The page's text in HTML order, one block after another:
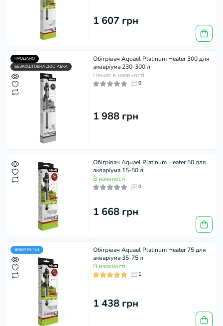
1 607 грн
ПРОДАНО
БЕЗКОШТОВНА ДОСТАВКА
Обігрівач Aquael Platinum Heater 300 для
акваріума 230-300 л
Немає в наявності
0
1 988 грн
Обігрівач Aquael Platinum Heater 50 для
акваріума 15-50 л
В наявності
0
1 668 грн
ВИБІР PET24
Обігрівач Aquael Platinum Heater 75 для
акваріума 35-75 л
В наявності
1
1 438 грн